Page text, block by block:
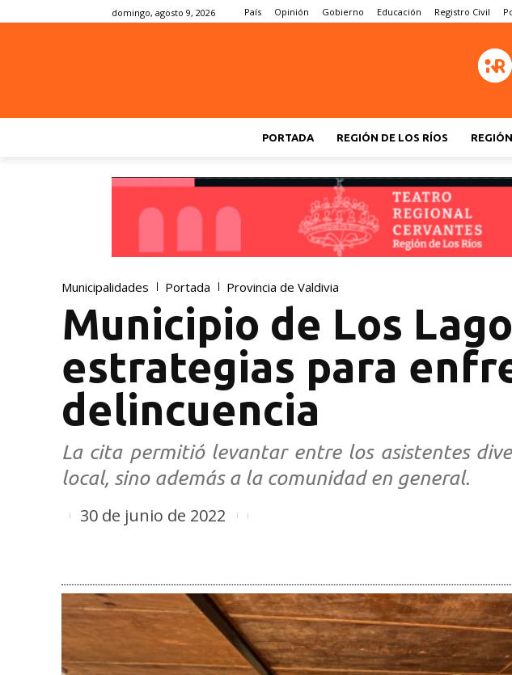
domingo, agosto 9, 2026 País Opinión Gobierno Educación Registro Civil
PORTADA REGIÓN DE LOS RÍOS
Municipalidades Portada Provincia de Valdivia
Municipio de Los
estrategias para
delincuencia
La cita permitió levantar entre los asistentes
local, sino además a la comunidad en general.
30 de junio de 2022